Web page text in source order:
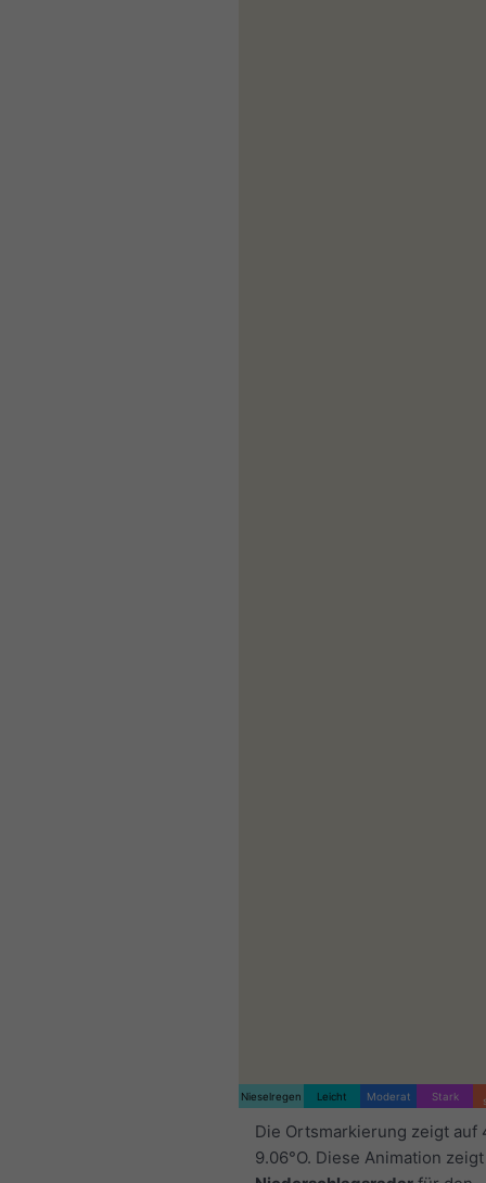
Nieselregen Leicht Moderat Stark
Die Ortsmarkierung zeigt auf
9.06°O. Diese Animation